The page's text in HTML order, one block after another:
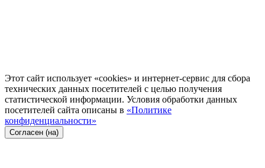
Этот сайт использует «cookies» и интернет-сервис для сбора
технических данных посетителей с целью получения
статистической информации. Условия обработки данных
посетителей сайта описаны в «Политике
конфиденциальности»
Согласен (на)